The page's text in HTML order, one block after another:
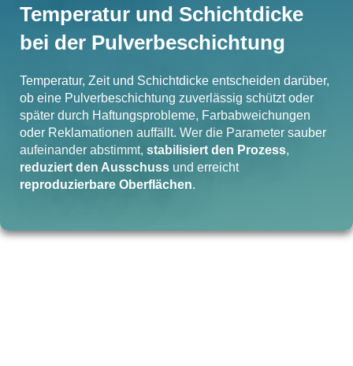
Temperatur und Schichtdicke
bei der Pulverbeschichtung
Temperatur, Zeit und Schichtdicke entscheiden darüber,
ob eine Pulverbeschichtung zuverlässig schützt oder
später durch Haftungsprobleme, Farbabweichungen
oder Reklamationen auffällt. Wer die Parameter sauber
aufeinander abstimmt, stabilisiert den Prozess,
reduziert den Ausschuss und erreicht
reproduzierbare Oberflächen.